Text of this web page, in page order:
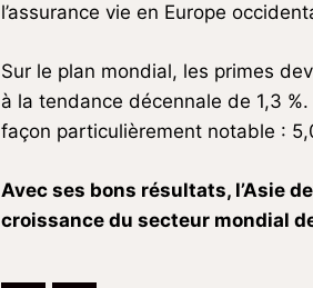
l’assurance vie en Europe
Sur le plan mondial, les primes
à la tendance décennale de 1,3
façon particulièrement notable :
Avec ses bons résultats, l’Asie
croissance du secteur mondial